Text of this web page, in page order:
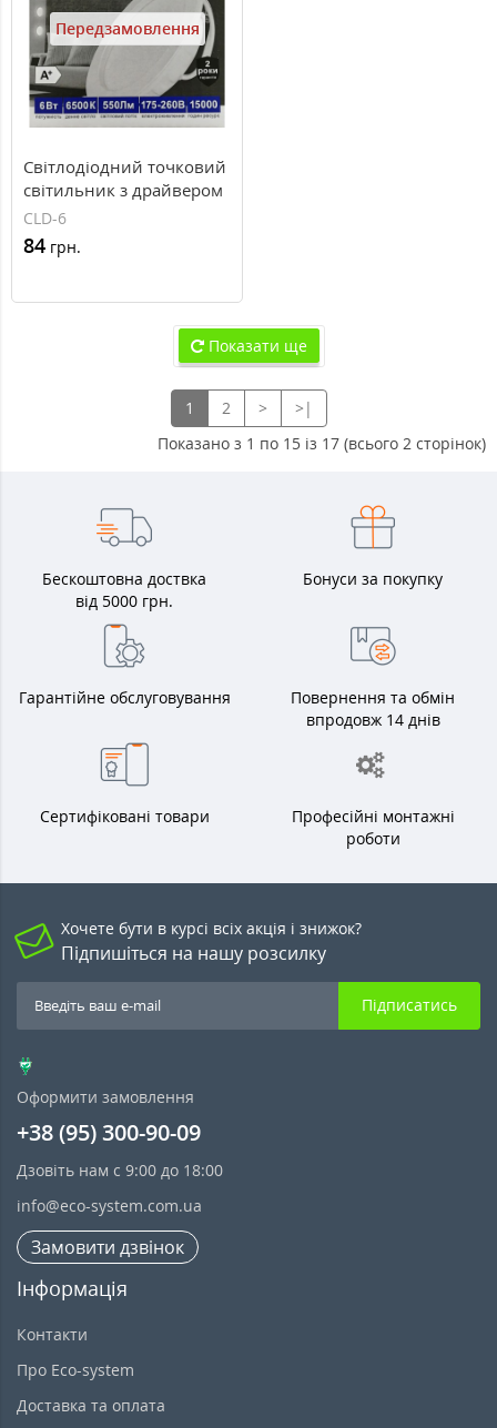
Передзамовлення
Світлодіодний точковий
світильник з драйвером
CLD-6 LED 6W холодне
світло (Размір:
Ф95/75×30 мм)
CLD-6
84 грн.
Показати ще
1 2 >
>|
Показано з 1 по 15 із 17 (всього 2 сторінок)
Бескоштовна доствка
від 5000 грн.
Бонуси за покупку
Гарантійне обслуговування
Повернення та обмін
впродовж 14 днів
Сертифіковані товари
Професійні монтажні
роботи
Хочете бути в курсі всіх акція і знижок?
Підпишіться на нашу розсилку
Підписатись
Оформити замовлення
+38 (95) 300-90-09
Дзовіть нам с 9:00 до 18:00
info@eco-system.com.ua
Замовити дзвінок
Інформація
Контакти
Про Eco-system
Доставка та оплата